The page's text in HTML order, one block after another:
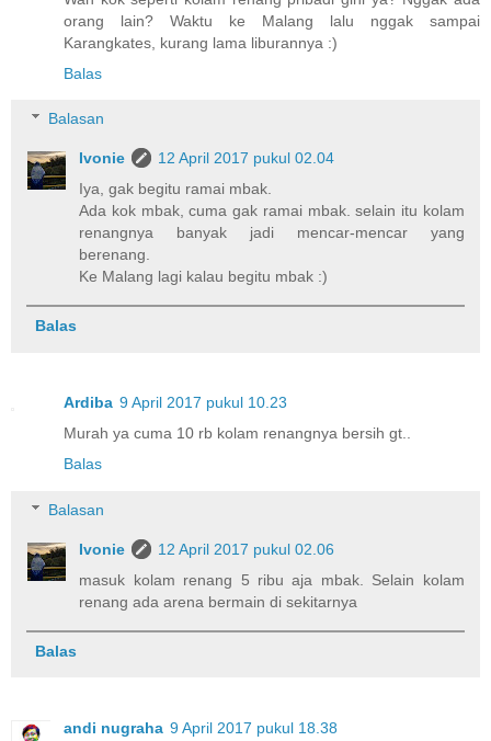
orang lain? Waktu ke Malang lalu nggak sampai
Karangkates, kurang lama liburannya :)
Balas
Balasan
Ivonie
12 April 2017 pukul 02.04
Iya, gak begitu ramai mbak.
Ada kok mbak, cuma gak ramai mbak. selain itu kolam
renangnya banyak jadi mencar-mencar yang
berenang.
Ke Malang lagi kalau begitu mbak :)
Balas
Ardiba 9 April 2017 pukul 10.23
Murah ya cuma 10 rb kolam renangnya bersih gt..
Balas
Balasan
Ivonie
12 April 2017 pukul 02.06
masuk kolam renang 5 ribu aja mbak. Selain kolam
renang ada arena bermain di sekitarnya
Balas
andi nugraha 9 April 2017 pukul 18.38